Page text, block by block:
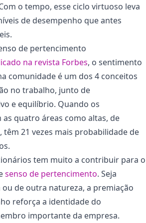
o tempo, esse ciclo virtuoso leva
de desempenho que antes
de pertencimento
na revista Forbes, o sentimento
comunidade é um dos 4 conceitos
no trabalho, junto de
e equilíbrio. Quando os
quatro áreas como altas, de
21 vezes mais probabilidade de
tem muito a contribuir para o
senso de pertencimento. Seja
de outra natureza, a premiação
reforça a identidade do
importante da empresa.